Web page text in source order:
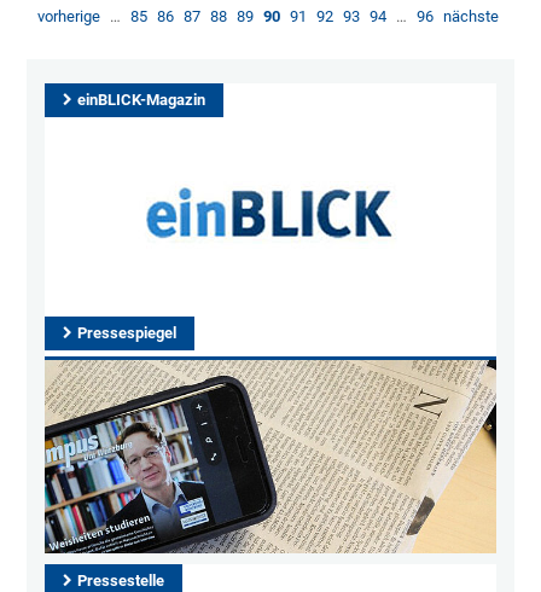
vorherige … 85 86 87 88 89 90 91 92 93 94 … 96 nächste
einBLICK-Magazin
Pressespiegel
Pressestelle